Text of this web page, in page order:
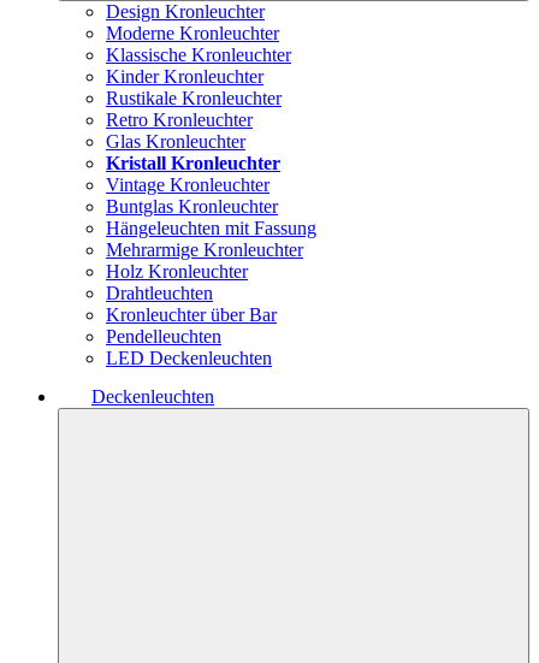
Design Kronleuchter
Moderne Kronleuchter
Klassische Kronleuchter
Kinder Kronleuchter
Rustikale Kronleuchter
Retro Kronleuchter
Glas Kronleuchter
Kristall Kronleuchter
Vintage Kronleuchter
Buntglas Kronleuchter
Hängeleuchten mit Fassung
Mehrarmige Kronleuchter
Holz Kronleuchter
Drahtleuchten
Kronleuchter über Bar
Pendelleuchten
LED Deckenleuchten
Deckenleuchten